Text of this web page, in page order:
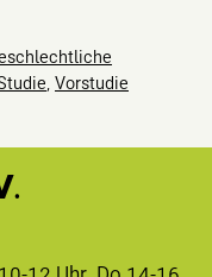
, Vorstudie